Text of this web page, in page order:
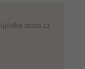
zbozi.cz